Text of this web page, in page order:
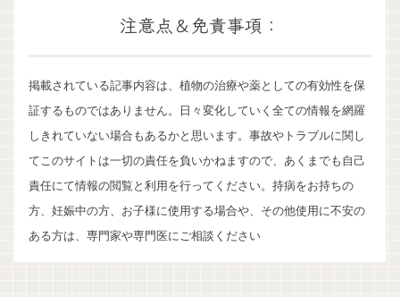
注意点＆免責事項：
掲載されている記事内容は、植物の治療や薬としての有効性を保
証するものではありません。日々変化していく全ての情報を網羅
しきれていない場合もあるかと思います。事故やトラブルに関し
てこのサイトは一切の責任を負いかねますので、あくまでも自己
責任にて情報の閲覧と利用を行ってください。持病をお持ちの
方、妊娠中の方、お子様に使用する場合や、その他使用に不安の
ある方は、専門家や専門医にご相談ください